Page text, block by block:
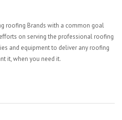
roofing Brands with a common goal
on serving the professional roofing
and equipment to deliver any roofing
it, when you need it.